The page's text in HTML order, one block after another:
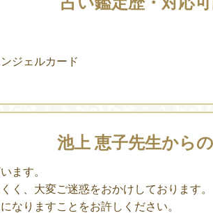
ジェルカード
池上 恵子先生から
ます。
く、大変ご迷惑をおかけしております。
なりますことをお許しください。